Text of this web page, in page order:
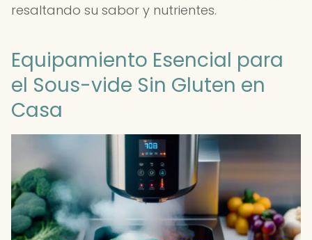
resaltando su sabor y nutrientes.
Equipamiento Esencial para
el Sous-vide Sin Gluten en
Casa